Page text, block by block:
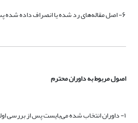
۶- اصل مقاله‌های رد شده یا انصراف داده شده پس از سه ماه از آرشیو فصلنامه خارج خواهد شد و فصلنامه هیچگونه مسئولیتی در قبال آن نخواهد داشت.
اصول مربوط به داوران محترم
۱- داوران انتخاب شده می‌بایست پس از بررسی اولیه، بلافاصله سردبیر نشریه را در جریان نتیجه آن قرار دهند که شامل: